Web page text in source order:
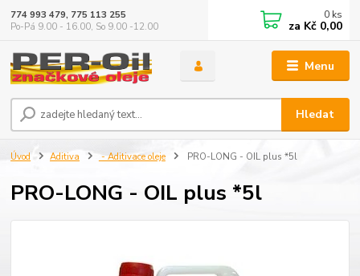
Menu
Hledat
774 993 479, 775 113 255
Po-Pá 9.00 - 16.00, So 9.00 -12.00
0 ks
za Kč 0,00
Úvod Aditiva - Aditivace oleje PRO-LONG - OIL plus *5l
PRO-LONG - OIL plus *5l